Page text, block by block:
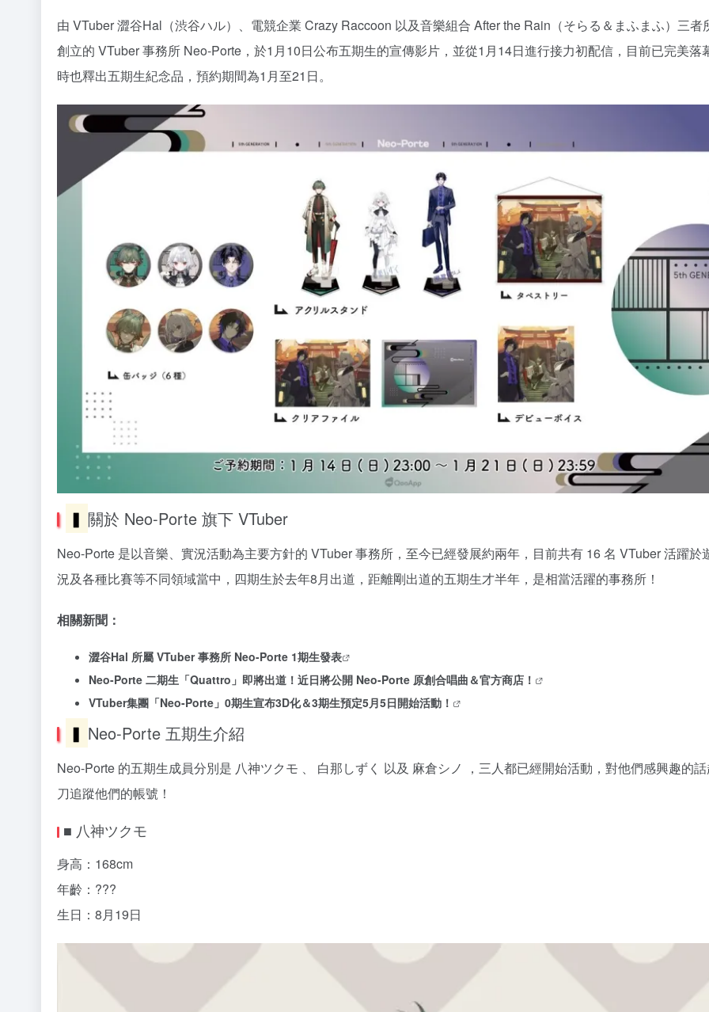
由 VTuber 澀谷Hal（渋谷ハル）、電競企業 Crazy Raccoon 以及音樂組合 After the Rain（そらる＆まふまふ）三者
創立的 VTuber 事務所 Neo-Porte，於1月10日公布五期生的宣傳影片，並從1月14日進行接力初配信，目前已完美落
時也釋出五期生紀念品，預約期間為1月至21日。
▍ 關於 Neo-Porte 旗下 VTuber
Neo-Porte 是以音樂、實況活動為主要方針的 VTuber 事務所，至今已經發展約兩年，目前共有 16 名 VTuber 活躍於
況及各種比賽等不同領域當中，四期生於去年8月出道，距離剛出道的五期生才半年，是相當活躍的事務所！
相關新聞：
澀谷Hal 所屬 VTuber 事務所 Neo-Porte 1期生發表
Neo-Porte 二期生「Quattro」即將出道！近日將公開 Neo-Porte 原創合唱曲＆官方商店！
VTuber集團「Neo-Porte」0期生宣布3D化＆3期生預定5月5日開始活動！
▍ Neo-Porte 五期生介紹
Neo-Porte 的五期生成員分別是 八神ツクモ 、 白那しずく 以及 麻倉シノ ，三人都已經開始活動，對他們感興趣的
刀追蹤他們的帳號！
■ 八神ツクモ
身高：168cm
年齡：???
生日：8月19日